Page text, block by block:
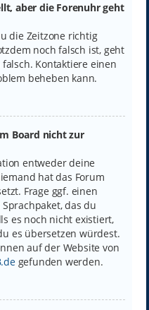
aber die Forenuhr geht
die Zeitzone richtig
noch falsch ist, geht
Kontaktiere einen
beheben kann.
Board nicht zur
entweder deine
hat das Forum
Frage ggf. einen
das du
es noch nicht existiert,
es übersetzen würdest.
auf der Website von
gefunden werden.